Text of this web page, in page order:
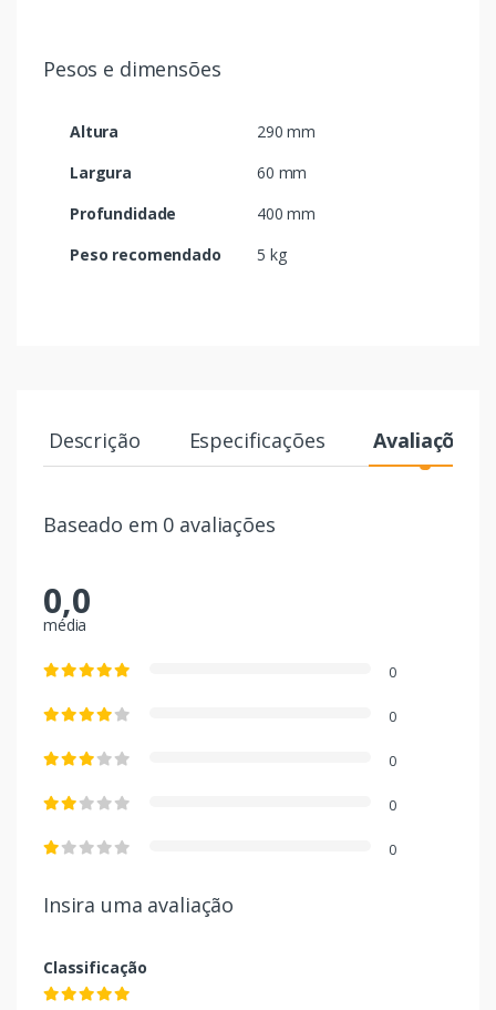
Pesos e dimensões
Altura
290 mm
Largura
60 mm
Profundidade
400 mm
Peso recomendado
5 kg
Descrição Especificações Avaliações
Baseado em 0 avaliações
0,0
média
0
0
0
0
0
Insira uma avaliação
Classificação